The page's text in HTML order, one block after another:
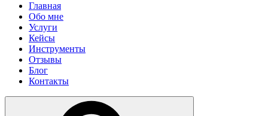
Главная
Обо мне
Услуги
Кейсы
Инструменты
Отзывы
Блог
Контакты